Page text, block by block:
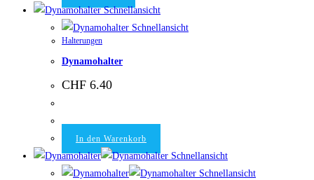
Schnellansicht
Schnellansicht
Halterungen
Dynamohalter
CHF 6.40
In den Warenkorb
Schnellansicht
Schnellansicht